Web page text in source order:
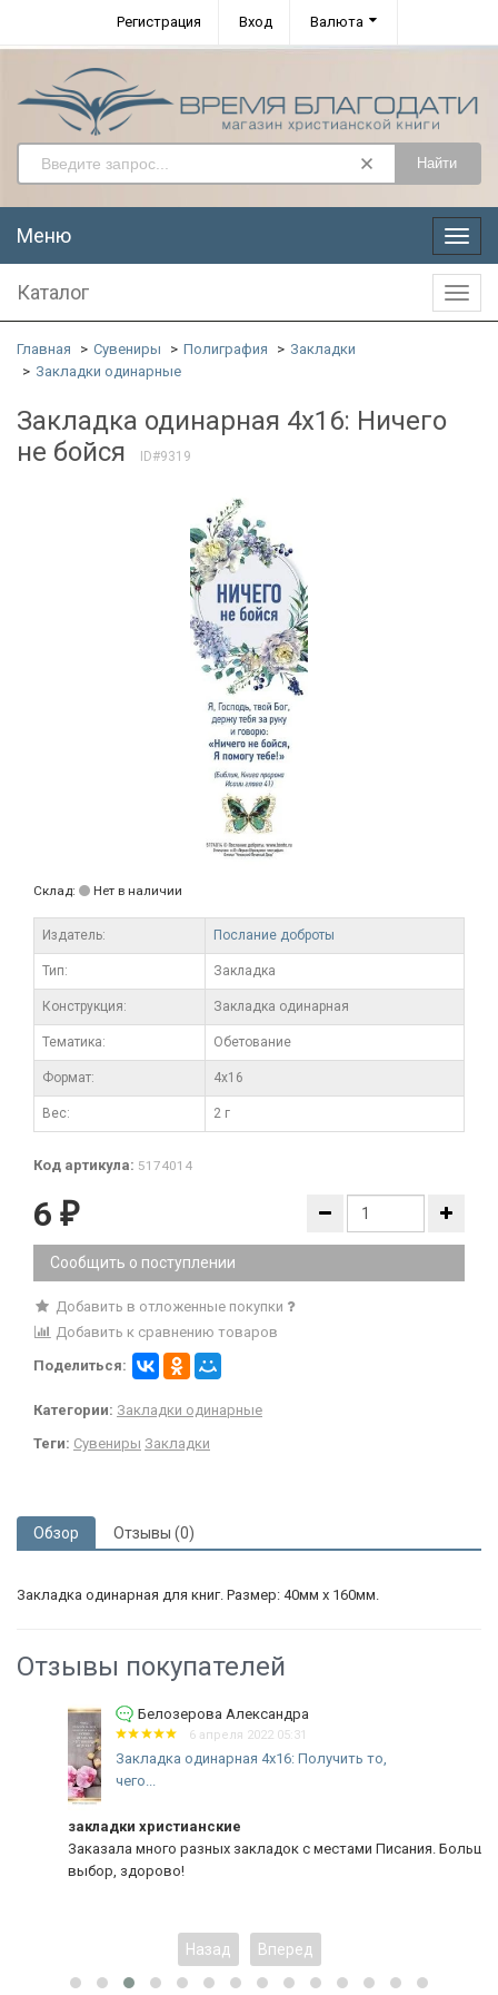
Регистрация Вход Валюта
Найти
Меню
Меню
Каталог
Главная Сувениры Полиграфия
Закладки
Закладки одинарные
Закладка одинарная 4x16: Ничего
не бойся
ID#9319
Склад: Нет в наличии
Издатель: Послание доброты
Тип: Закладка
Конструкция: Закладка одинарная
Тематика: Обетование
Формат: 4x16
Вес: 2 г
Код артикула: 5174014
6 ₽
Сообщить о поступлении
Добавить в отложенные покупки
Добавить к сравнению товаров
Поделиться:
Категории: Закладки одинарные
Теги: Сувениры Закладки
Обзор Отзывы (0)
Закладка одинарная для книг. Размер: 40мм х 160мм.
Отзывы покупателей
Белозерова Александра
6 апреля 2022 05:31
Закладка одинарная 4x16: Получить то,
чего...
закладки христианские
Заказала много разных закладок с местами Писания. Большой
выбор, здорово!
Назад Вперед